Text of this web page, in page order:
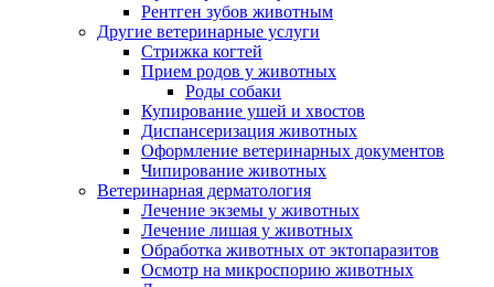
Рентген зубов животным
Другие ветеринарные услуги
Стрижка когтей
Прием родов у животных
Роды собаки
Купирование ушей и хвостов
Диспансеризация животных
Оформление ветеринарных документов
Чипирование животных
Ветеринарная дерматология
Лечение экземы у животных
Лечение лишая у животных
Обработка животных от эктопаразитов
Осмотр на микроспорию животных